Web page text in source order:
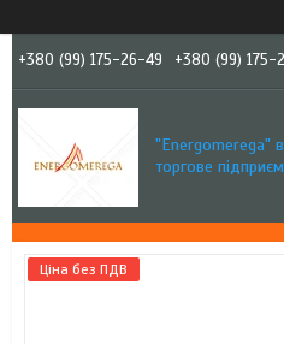
+380 (99) 175-26-49 +380 (99) 175-
"Еnergomerega"
торгове
Ціна без ПДВ